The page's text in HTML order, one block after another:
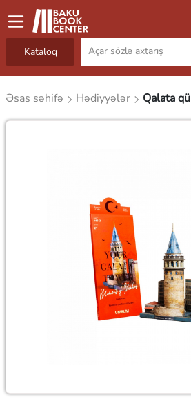
Kataloq
Əsas səhifə Hədiyyələr Qalata